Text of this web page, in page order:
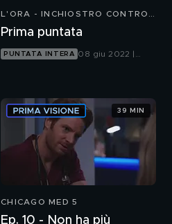
L'ORA - INCHIOSTRO CONTRO
Prima puntata
PUNTATA INTERA 08 giu 2022 |
CHICAGO MED 5
Ep. 10 - Non ha più
39 MIN